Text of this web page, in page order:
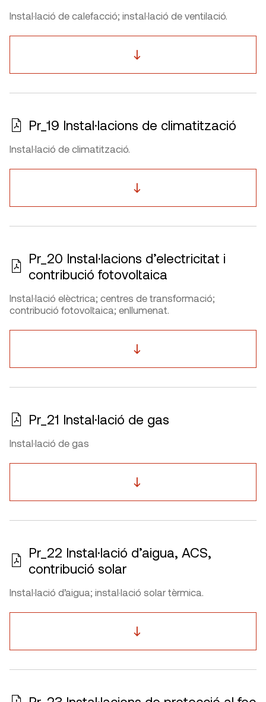
Instal·lació de calefacció; instal·lació de ventilació.
Pr_19 Instal·lacions de climatització
Instal·lació de climatització.
Pr_20 Instal·lacions d’electricitat i
contribució fotovoltaica
Instal·lació elèctrica; centres de transformació;
contribució fotovoltaica; enllumenat.
Pr_21 Instal·lació de gas
Instal·lació de gas
Pr_22 Instal·lació d’aigua, ACS,
contribució solar
Instal·lació d’aigua; instal·lació solar tèrmica.